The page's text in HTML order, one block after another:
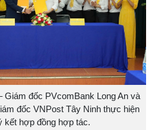
đốc PVcomBank Long An và
đốc VNPost Tây Ninh thực hiện
kết hợp đồng hợp tác.